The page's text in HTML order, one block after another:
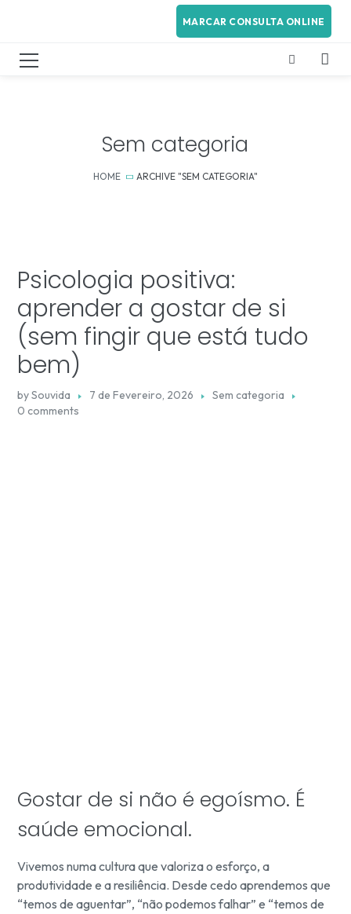
MARCAR CONSULTA ONLINE
Sem categoria
HOME ARCHIVE "SEM CATEGORIA"
Psicologia positiva:
aprender a gostar de si
(sem fingir que está tudo
bem)
bySouvida 7 de Fevereiro, 2026
Sem categoria
0 comments
Gostar de si não é egoísmo. É
saúde emocional.
Vivemos numa cultura que valoriza o esforço, a
produtividade e a resiliência. Desde cedo aprendemos que
“temos de aguentar”, “não podemos falhar” e “temos de